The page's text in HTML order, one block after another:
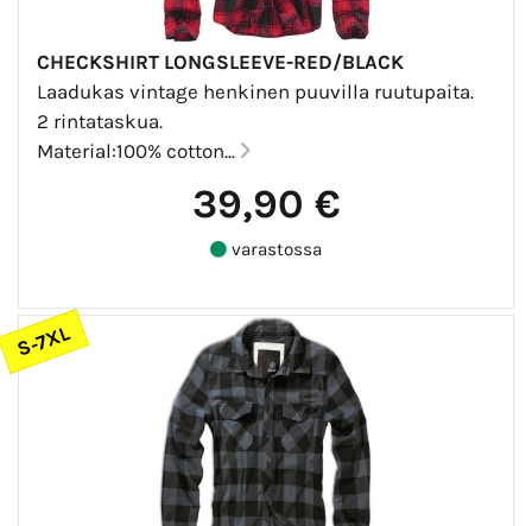
CHECKSHIRT LONGSLEEVE-RED/BLACK
Laadukas vintage henkinen puuvilla ruutupaita.
2 rintataskua.
Material:100% cotton...
39,90 €
varastossa
S-7XL